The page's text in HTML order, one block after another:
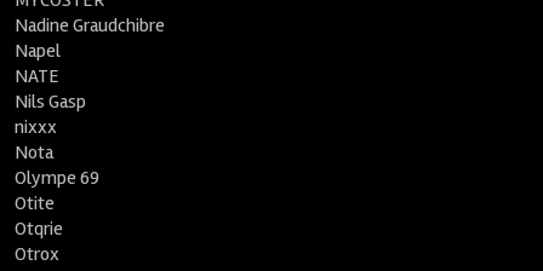
Nadine Graudchibre
Napel
NATE
Nils Gasp
nixxx
Nota
Olympe 69
Otite
Otqrie
Otrox